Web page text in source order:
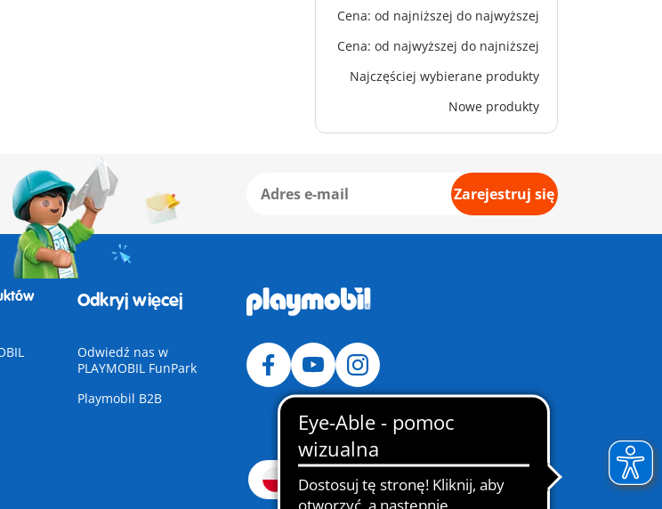
Cena: od najniższej do najwyższej
Cena: od najwyższej do najniższej
Najczęściej wybierane produkty
Nowe produkty
Zarejestruj się
Odkryj więcej
Odwiedź nas w
PLAYMOBIL FunPark
Playmobil B2B
Polska